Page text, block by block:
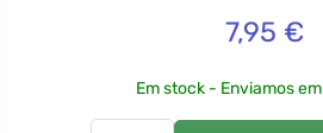
7,95 €
Em stock - Enviamos